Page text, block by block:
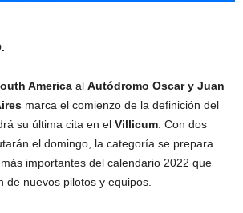
America al Autódromo Oscar y Juan
marca el comienzo de la definición del
su última cita en el Villicum. Con dos
el domingo, la categoría se prepara
importantes del calendario 2022 que
de nuevos pilotos y equipos.